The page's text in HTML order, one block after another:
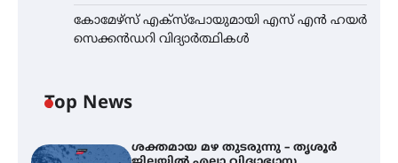
കോമേഴ്സ് എക്സ്പോയുമായി എസ് എൻ ഹയർ
സെക്കൻഡറി വിദ്യാർത്ഥികൾ
Top News
ശക്തമായ മഴ തുടരുന്നു – തൃശൂർ